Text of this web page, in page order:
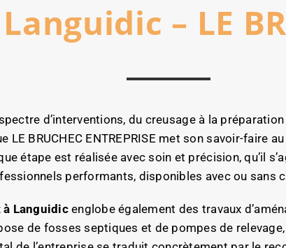
– LE
d’interventions, du creusage à la
LE BRUCHEC ENTREPRISE met son savoir-faire
étape est réalisée avec soin et précision, qu’il
performants, disponibles avec ou sans
à Languidicenglobe également des travaux
de fosses septiques et de pompes de